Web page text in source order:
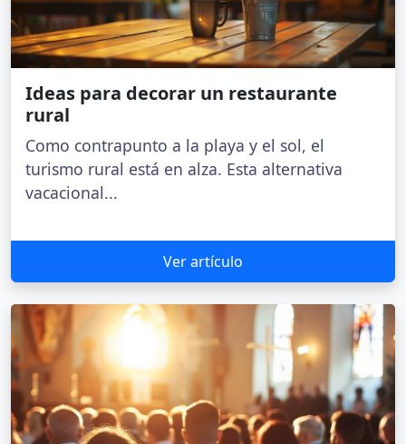
Ideas para decorar un restaurante
rural
Como contrapunto a la playa y el sol, el
turismo rural está en alza. Esta alternativa
vacacional...
Ver artículo